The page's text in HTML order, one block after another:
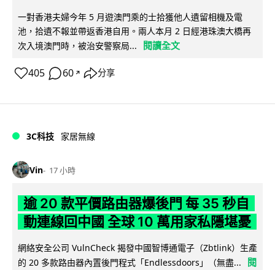
一對香港夫婦今年 5 月遊澳門乘的士拾獲他人遺留相機及電
池，拾遺不報並帶返香港自用。兩人本月 2 日經港珠澳大橋再
次入境澳門時，被治安警察局...
閱讀全文
405 60 ↗ 分享
3C科技 家居無線
Vin 17 小時
逾 20 款平價路由器爆後門 每 35 秒自
動連線回中國 全球 10 萬用家私隱堪憂
網絡安全公司 VulnCheck 揭發中國智博通電子（Zbtlink）生產
的 20 多款路由器內置後門程式「Endlessdoors」（無盡...
閱